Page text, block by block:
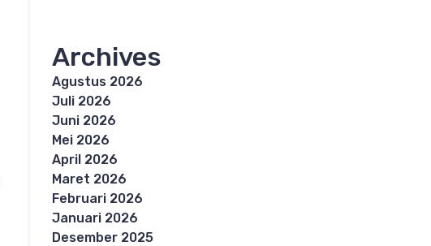
Archives
Agustus 2026
Juli 2026
Juni 2026
Mei 2026
April 2026
Maret 2026
Februari 2026
Januari 2026
Desember 2025